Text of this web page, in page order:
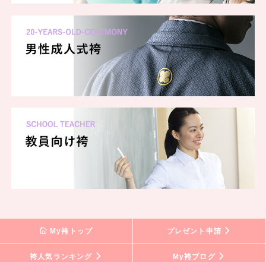
My袴トップ プレゼント申請
袴人気ランキング My袴ブログ